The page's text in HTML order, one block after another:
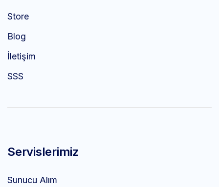
Store
Blog
İletişim
SSS
Servislerimiz
Sunucu Alım